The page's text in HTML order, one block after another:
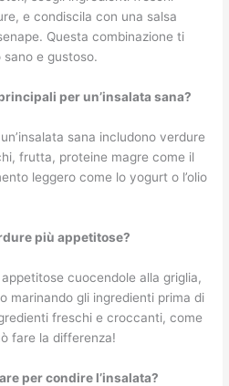
e condiscila con una salsa
Questa combinazione ti
e gustoso.
per un’insalata sana?
sana includono verdure
frutta, proteine magre come il
leggero come lo yogurt o l’olio
più appetitose?
cuocendole alla griglia,
marinando gli ingredienti prima di
freschi e croccanti, come
fare la differenza!
per condire l’insalata?